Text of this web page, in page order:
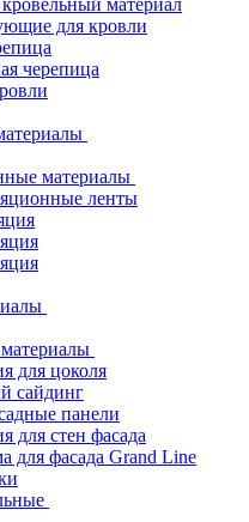
материал
для кровли
черепица
материалы
ленты
для цоколя
сайдинг
панели
для стен фасада
для фасада Grand Line